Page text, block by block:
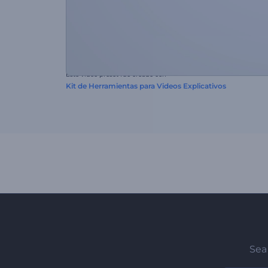
Este video preset fue creado con
Kit de Herramientas para Videos Explicativos